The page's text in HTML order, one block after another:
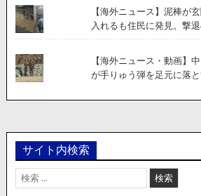
【海外ニュース】泥棒が
入れるも住民に発見。撃
【海外ニュース・動画】
が手りゅう弾を足元に落と
サイト内検索
検
索: